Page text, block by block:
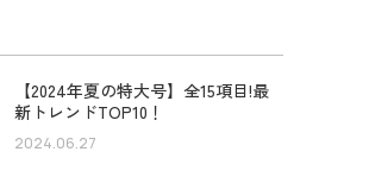
【2024年夏の特大号】全15項目!最
新トレンドTOP10！
2024.06.27